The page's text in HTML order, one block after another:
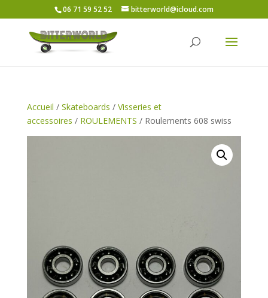
06 71 59 52 52 bitterworld@icloud.com
Accueil / Skateboards / Visseries et
accessoires / ROULEMENTS / Roulements 608 swiss